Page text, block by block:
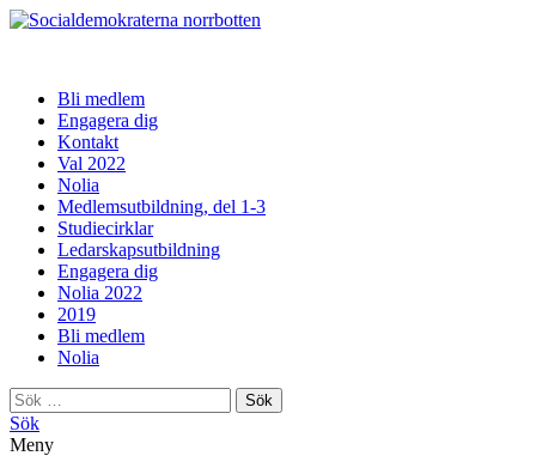
norrbotten
Bli medlem
Engagera dig
Kontakt
Val 2022
Nolia
Medlemsutbildning, del 1-3
Studiecirklar
Ledarskapsutbildning
Engagera dig
Nolia 2022
2019
Bli medlem
Nolia
Sök
efter:
Sök
Meny